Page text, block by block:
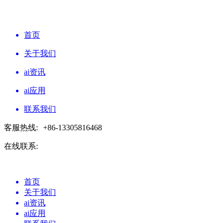
首页
关于我们
ai资讯
ai应用
联系我们
客服热线: +86-13305816468
在线联系:
首页
关于我们
ai资讯
ai应用